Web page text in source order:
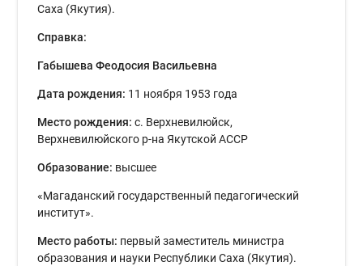
Саха (Якутия).
Справка:
Габышева Феодосия Васильевна
Дата рождения: 11 ноября 1953 года
Место рождения:с. Верхневилюйск,
Верхневилюйского р-на Якутской АССР
Образование: высшее
«Магаданский государственный педагогический
институт».
Место работы: первый заместитель министра
образования и науки Республики Саха (Якутия).